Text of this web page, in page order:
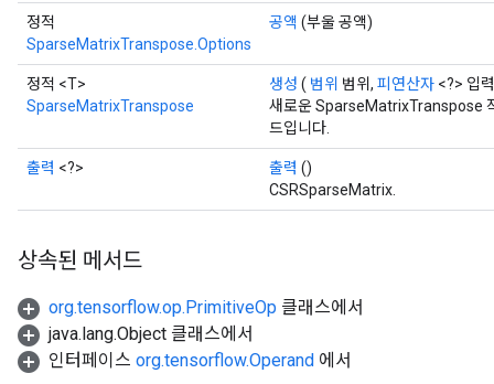
정적
SparseMatrixTranspose.Options
공액 (부울 공액)
정적 <T>
SparseMatrixTranspose
생성 ( 범위 범위, 피연산자 <?> 입
새로운 SparseMatrixTranspose
드입니다.
출력 <?> 출력 ()
CSRSparseMatrix.
상속된 메서드
org.tensorflow.op.PrimitiveOp 클래스에서
java.lang.Object 클래스에서
인터페이스 org.tensorflow.Operand 에서